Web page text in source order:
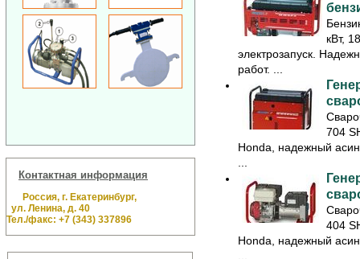
Контактная информация
Россия, г. Екатеринбург,
ул. Ленина, д. 40
Тел./факс: +7 (343) 337896
кВт,
электрозапуск.
работ. ...
704
Honda, надежный
404
Honda, надежный